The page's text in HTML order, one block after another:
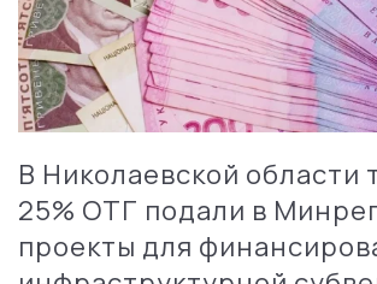
В Николаевской области
25% ОТГ подали в
проекты для